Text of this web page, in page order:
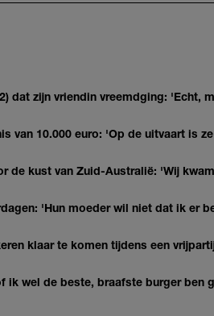
dat zijn vriendin vreemdging: 'Echt,
van 10.000 euro: 'Op de uitvaart is
de kust van Zuid-Australië: 'Wij
'Hun moeder wil niet dat ik er
klaar te komen tijdens een
ik wel de beste, braafste burger ben